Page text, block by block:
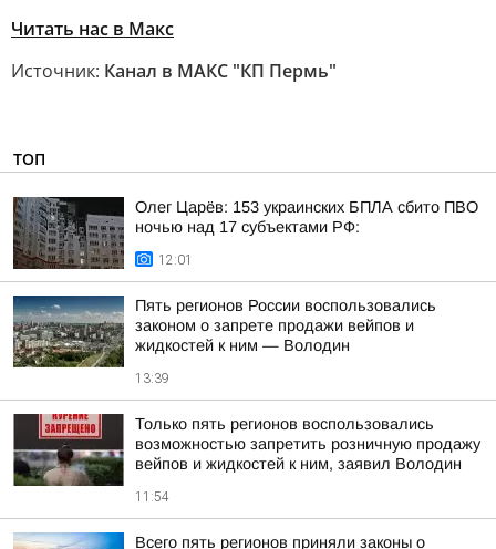
Читать нас в Макс
Источник: Канал в МАКС "КП Пермь"
ТОП
Олег Царёв: 153 украинских БПЛА сбито ПВО
ночью над 17 субъектами РФ:
12:01
Пять регионов России воспользовались
законом о запрете продажи вейпов и
жидкостей к ним — Володин
13:39
Только пять регионов воспользовались
возможностью запретить розничную продажу
вейпов и жидкостей к ним, заявил Володин
11:54
Всего пять регионов приняли законы о